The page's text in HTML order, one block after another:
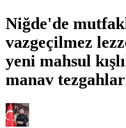
Niğde'de
vazgeçilmez
yeni mahsul
manav